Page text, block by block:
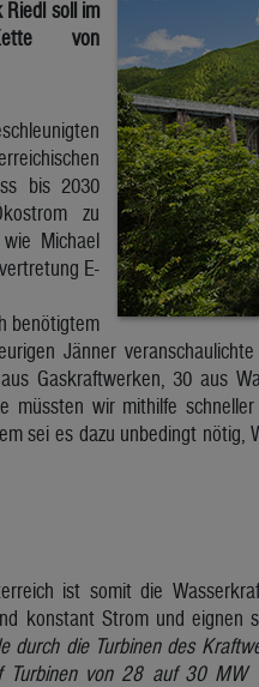
soll im
von
bis 2030
zu
Michael
E-
benötigtem
Jänner
Gaskraftwerken, 30 aus
müssten wir mithilfe
sei es dazu unbedingt
ist somit die
konstant Strom und eignen
die Turbinen des
von 28 auf 30 MW